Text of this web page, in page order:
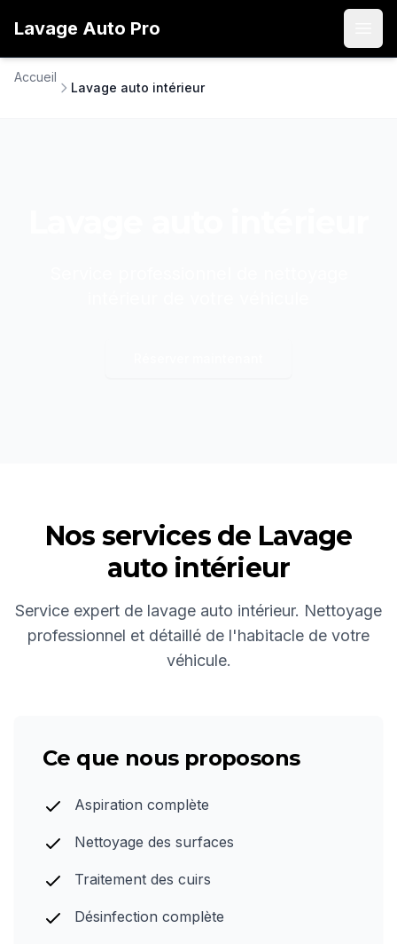
Lavage Auto Pro
Accueil
Lavage auto intérieur
Nos services de Lavage
auto intérieur
Service expert de lavage auto intérieur. Nettoyage
professionnel et détaillé de l'habitacle de votre
véhicule.
Ce que nous proposons
Aspiration complète
Nettoyage des surfaces
Traitement des cuirs
Désinfection complète